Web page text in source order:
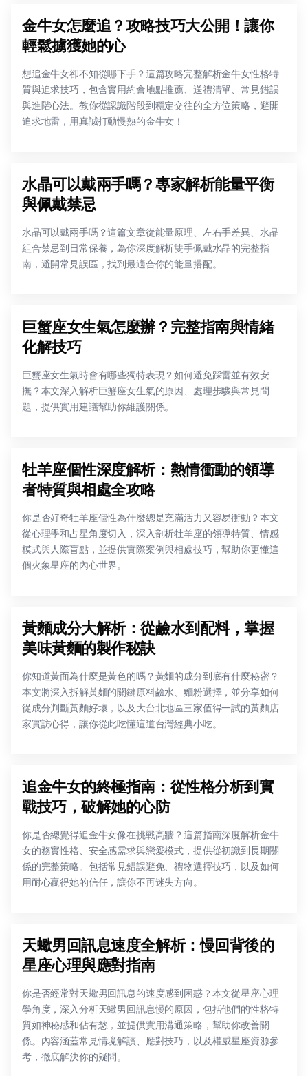
金牛女怎麼追？攻略技巧大公開！讓你
輕鬆擄獲她的心
想追金牛女卻不知從哪下手？這篇攻略完整解析金牛女性格特
質與追求技巧，包含實用約會地點推薦、送禮清單、常見錯誤
與進階心法。教你從認識階段到穩定交往的全方位策略，避開
追求地雷，用真誠打動慢熱的金牛女！
水晶可以戴兩手嗎？專家解析能量平衡
與佩戴禁忌
水晶可以戴兩手嗎？這篇文章從能量原理、左右手差異、水晶
組合禁忌到日常保養，為你深度解析雙手佩戴水晶的完整指
南，避開常見誤區，找到最適合你的能量搭配。
巨蟹座女生氣怎麼辦？完整指南與情緒
化解技巧
巨蟹座女生氣時會有哪些獨特表現？如何避免踩雷並有效安
撫？本文深入解析巨蟹座女生氣的原因、處理步驟與常見問
題，提供實用建議幫助你維護關係。
牡羊座個性深度解析：熱情衝動的領導
者特質與相處全攻略
你是否好奇牡羊座個性為什麼總是充滿活力又容易衝動？本文
從心理學和占星角度切入，深入剖析牡羊座的領導特質、情感
模式與人際盲點，並提供實際案例與相處技巧，幫助你更懂這
個火象星座的內心世界。
黃麵成分大解析：從鹼水到配料，掌握
美味黃麵的製作秘訣
你知道黃面為什麼是黃色的嗎？黃麵的成分到底有什麼秘密？
本文將深入拆解黃麵的關鍵原料鹼水、麵粉選擇，並分享如何
從成分判斷黃麵好壞，以及大台北地區三家值得一試的黃麵店
家實訪心得，讓你從此吃懂這道台灣經典小吃。
追金牛女的終極指南：從性格分析到實
戰技巧，破解她的心防
你是否總覺得追金牛女像在挑戰高牆？這篇指南深度解析金牛
女的務實性格、安全感需求與戀愛模式，提供從初識到長期關
係的完整策略。包括常見錯誤避免、禮物選擇技巧，以及如何
用耐心贏得她的信任，讓你不再迷失方向。
天蠍男回訊息速度全解析：慢回背後的
星座心理與應對指南
你是否經常對天蠍男回訊息的速度感到困惑？本文從星座心理
學角度，深入分析天蠍男回訊息慢的原因，包括他們的性格特
質如神秘感和佔有慾，並提供實用溝通策略，幫助你改善關
係。內容涵蓋常見情境解讀、應對技巧，以及權威星座資源參
考，徹底解決你的疑問。